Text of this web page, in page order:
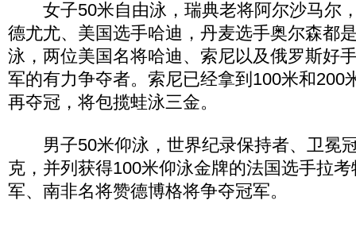
女子50米自由泳，瑞典老将阿尔沙马尔
德尤尤、美国选手哈迪，丹麦选手奥尔森都
泳，两位美国名将哈迪、索尼以及俄罗斯好
军的有力争夺者。索尼已经拿到100米和200
再夺冠，将包揽蛙泳三金。
男子50米仰泳，世界纪录保持者、卫冕
克，并列获得100米仰泳金牌的法国选手拉
军、南非名将赞德博格将争夺冠军。